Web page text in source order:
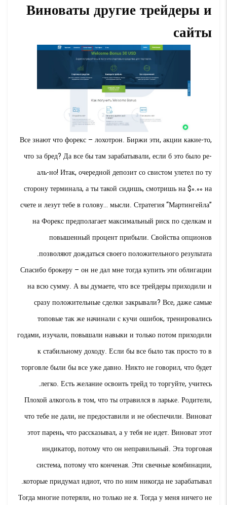
Виноваты другие трейдеры и
сайты
Все знают что форекс – лохотрон. Биржи эти, акции какие-то,
что за бред? Да все бы там зарабатывали, если б это было ре-
аль-но! Итак, очередной депозит со свистом улетел по ту
сторону терминала, а ты такой сидишь, смотришь на $0.00 на
счете и лезут тебе в голову… мысли. Стратегия “Мартингейла”
на Форекс предполагает максимальный риск по сделкам и
повышенный процент прибыли. Свойства опционов
позволяют дождаться своего положительного результата.
Спасибо брокеру – он не дал мне тогда купить эти облигации
на всю сумму. А вы думаете, что все трейдеры приходили и
сразу положительные сделки закрывали? Все, даже самые
топовые так же начинали с кучи ошибок, тренировались
годами, изучали, повышали навыки и только потом приходили
к стабильному доходу. Если бы все было так просто то в
торговле были бы все уже давно. Никто не говорил, что будет
легко. Есть желание освоить трейд то торгуйте, учитесь.
Плохой алкоголь в том, что ты отравился в ларьке. Родители,
что тебе не дали, не предоставили и не обеспечили. Виноват
этот парень, что рассказывал, а у тебя не идет. Виноват этот
индикатор, потому что он неправильный. Эта торговая
система, потому что конченая. Эти свечные комбинации,
которые придумал идиот, что по ним никогда не зарабатывал.
Тогда многие потеряли, но только не я. Тогда у меня ничего не